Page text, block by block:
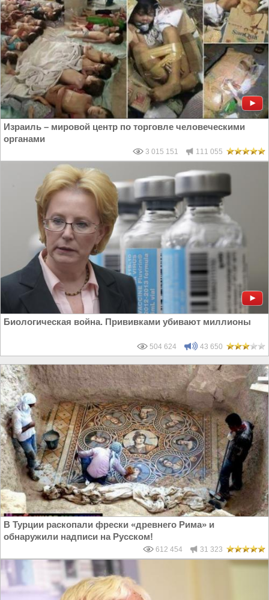
Израиль – мировой центр по торговле человеческими
органами
3 015 151 111 055
Биологическая война. Прививками убивают миллионы
504 624 43 650
В Турции раскопали фрески «древнего Рима» и
обнаружили надписи на Русском!
612 454 31 323